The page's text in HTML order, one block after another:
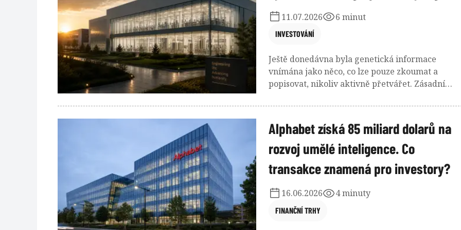
INVESTOVÁNÍ
11.07.2026 6 minut
Ještě donedávna byla genetická informace
vnímána jako něco, co lze pouze zkoumat a
popisovat, nikoliv aktivně přetvářet. Zásadní
pasivního čtení DNA k jejímu aktivnímu
navrhování. Syntetická biologie umožňuje
upravovat genetický kód tak, aby buňky
vykonávaly konkrétní funkce podobně jako
software na počítači. Tento posun mění
podstatu výroby v ekonomice.
Alphabet získá 85 miliard dolarů na
rozvoj umělé inteligence. Co
transakce znamená pro investory?
FINANČNÍ TRHY
16.06.2026 4 minuty